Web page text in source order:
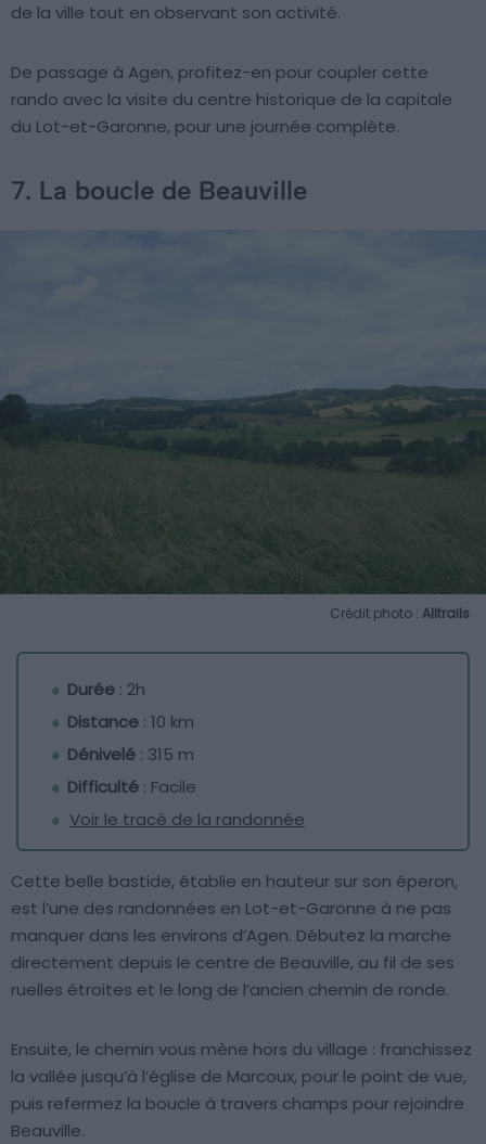
de la ville tout en observant son activité.
De passage à Agen, profitez-en pour coupler cette
rando avec la visite du centre historique de la capitale
du Lot-et-Garonne, pour une journée complète.
7. La boucle de Beauville
Crédit photo : Alltrails
Durée : 2h
Distance : 10 km
Dénivelé : 315 m
Difficulté : Facile
Voir le tracé de la randonnée
Cette belle bastide, établie en hauteur sur son éperon,
est l’une des randonnées en Lot-et-Garonne à ne pas
manquer dans les environs d’Agen. Débutez la marche
directement depuis le centre de Beauville, au fil de ses
ruelles étroites et le long de l’ancien chemin de ronde.
Ensuite, le chemin vous mène hors du village : franchissez
la vallée jusqu’à l’église de Marcoux, pour le point de vue,
puis refermez la boucle à travers champs pour rejoindre
Beauville.